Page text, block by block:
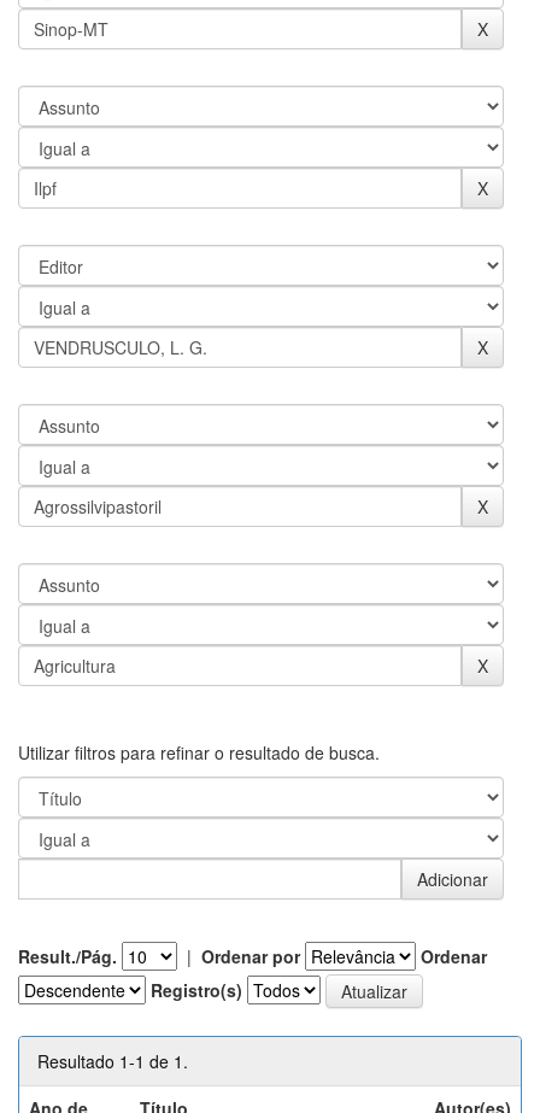
Utilizar filtros para refinar o resultado de busca.
Result./Pág. | Ordenar por
Ordenar
Registro(s)
Resultado 1-1 de 1.
Ano de
Título Autor(es)